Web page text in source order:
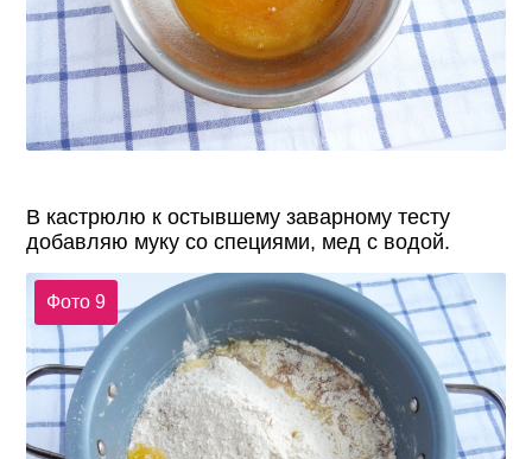
В кастрюлю к остывшему заварному тесту
добавляю муку со специями, мед с водой.
Фото 9